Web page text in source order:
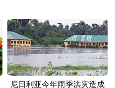
尼日利亚今年雨季洪灾造成